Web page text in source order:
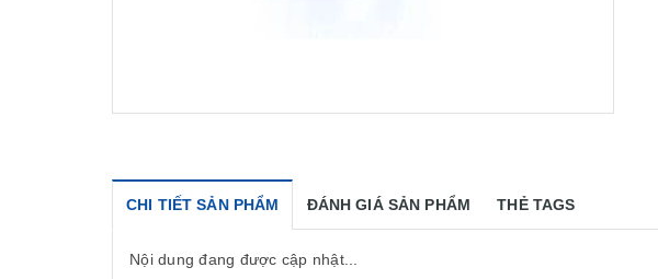
CHI TIẾT SẢN PHẨM ĐÁNH GIÁ SẢN PHẨM THẺ TAGS
Nội dung đang được cập nhật...